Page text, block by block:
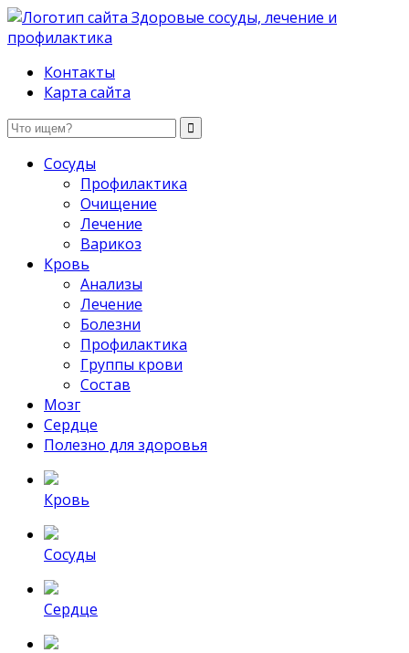
Здоровые сосуды, лечение и профилактика
Контакты
Карта сайта
Сосуды
Профилактика
Очищение
Лечение
Варикоз
Кровь
Анализы
Лечение
Болезни
Профилактика
Группы крови
Состав
Мозг
Сердце
Полезно для здоровья
Кровь
Сосуды
Сердце